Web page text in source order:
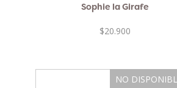
Sophie la Girafe
$20.900
NO